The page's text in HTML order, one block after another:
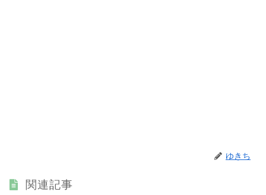
ゆきち
関連記事